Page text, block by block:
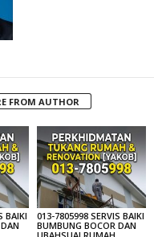
FROM AUTHOR
BAIKI
013-7805998 SERVIS BAIKI
BUMBUNG BOCOR DAN